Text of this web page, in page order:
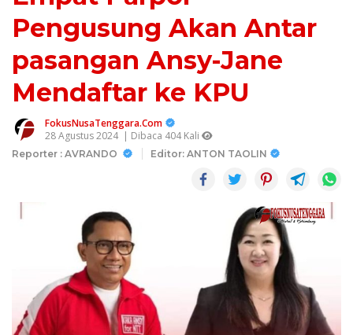
Pengusung Akan Antar
pasangan Ansy-Jane
Mendaftar ke KPU
FokusNusaTenggara.Com
28 Agustus 2024 | Dibaca 404 Kali
Reporter : AVRANDO Editor: ANTON TAOLIN